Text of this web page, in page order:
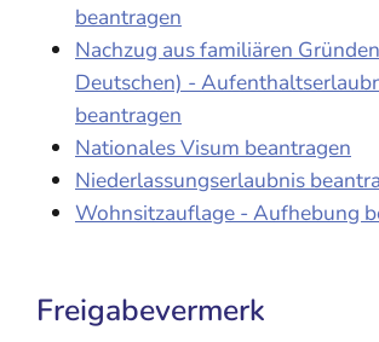
beantragen
Nachzug aus familiären
Deutschen) -
beantragen
Nationales Visum beantragen
Niederlassungserlaubnis
Wohnsitzauflage - Aufhebung
Freigabevermerk